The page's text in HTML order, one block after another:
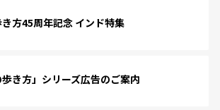
方45周年記念 インド特集
歩き方」シリーズ広告のご案内